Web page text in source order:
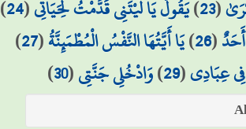
(
23
)يَقُولُ يَا لَيْتَنِي قَدَّمْتُ لِحَيَاتِي(
24
)
(
26
)يَا أَيَّتُهَا النَّفْسُ الْمُطْمَئِنَّةُ(
27
)
عِبَادِي(
29
)وَادْخُلِي جَنَّتِي(
30
)